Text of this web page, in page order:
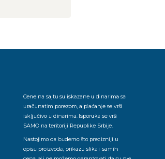
Cene na sajtu su iskazane u dinarima sa
uračunatim porezom, a plaćanje se vrši
isključivo u dinarima. Isporuka se vrši
SAMO na teritoriji Republike Srbije.
Nastojimo da budemo što precizniji u
opisu proizvoda, prikazu slika i samih